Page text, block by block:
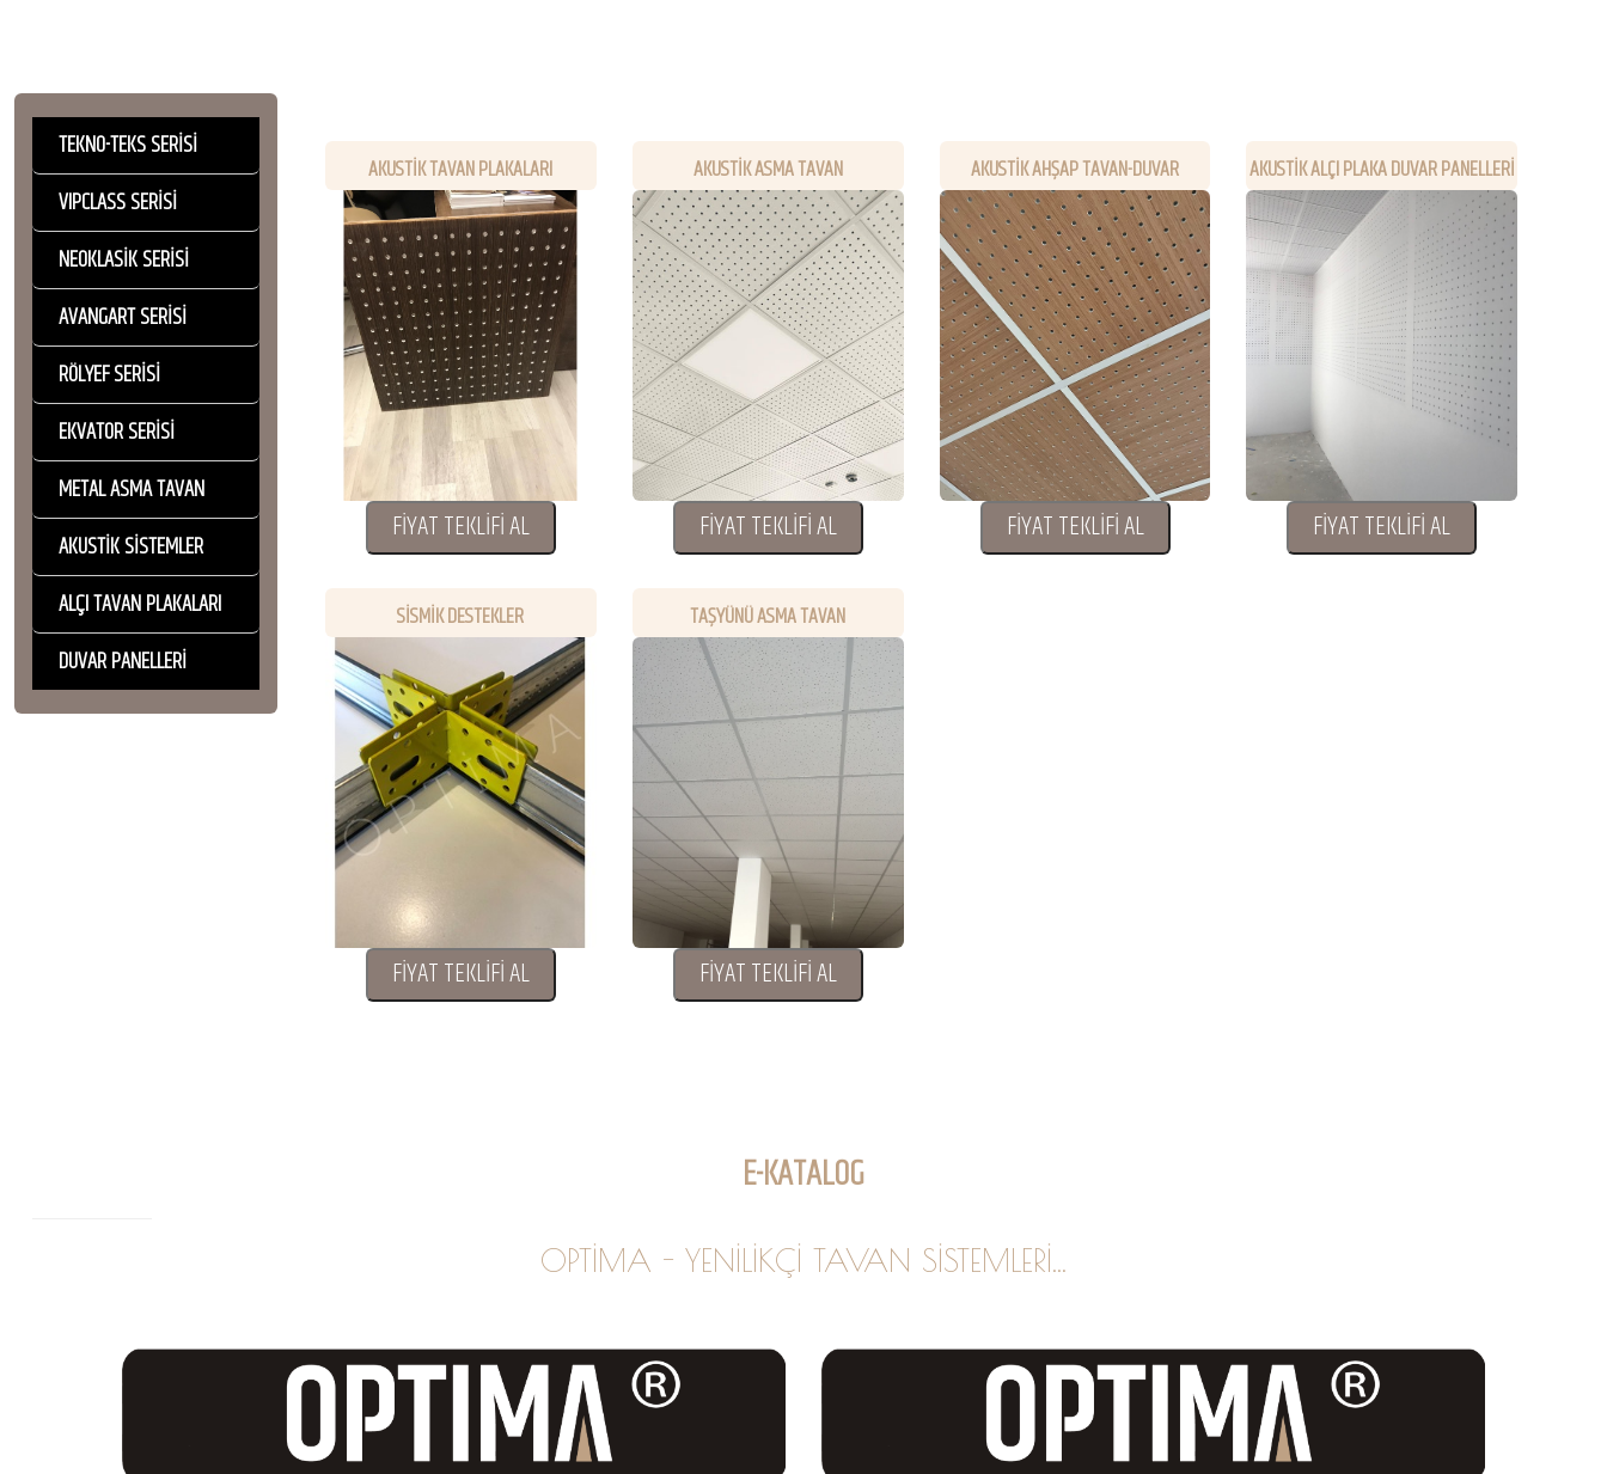
TEKNO-TEKS SERİSİ
VIPCLASS SERİSİ
NEOKLASİK SERİSİ
AVANGART SERİSİ
RÖLYEF SERİSİ
EKVATOR SERİSİ
METAL ASMA TAVAN
AKUSTİK SİSTEMLER
ALÇI TAVAN PLAKALARI
DUVAR PANELLERİ
AKUSTİK TAVAN PLAKALARI
FİYAT TEKLİFİ AL
AKUSTİK ASMA TAVAN
FİYAT TEKLİFİ AL
AKUSTİK AHŞAP TAVAN-DUVAR
FİYAT TEKLİFİ AL
AKUSTİK ALÇI PLAKA DUVAR PANELLERİ
FİYAT TEKLİFİ AL
SİSMİK DESTEKLER
FİYAT TEKLİFİ AL
TAŞYÜNÜ ASMA TAVAN
FİYAT TEKLİFİ AL
E-KATALOG
OPTİMA - YENİLİKÇİ TAVAN SİSTEMLERİ...